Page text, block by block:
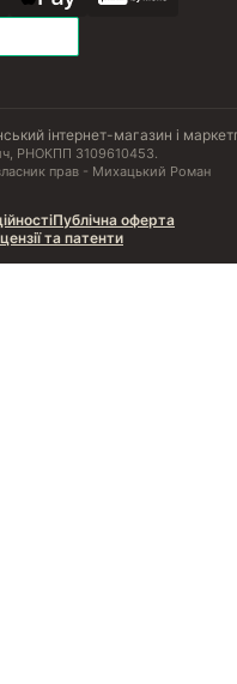
інтернет-магазин і
РНОКПП 3109610453.
прав - Михацький Роман
Публічна оферта
та патенти